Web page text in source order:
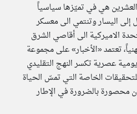
أخر أخبار الوطن العربي
من نحن
إتصل بنا
شروط الاستخدام
سياسة الخصوصية
الحقوق الفكرية
هي في تميّزها سياسياً
اليسار وتنتمي الى معسكر
الاميركية الى أقاصي الشرق
تعتمد «الأخبار» على مجموعة
عصرية تكسر النهج التقليدي
الخاصة التي تمسّ الحياة
محصورة بالضرورة في الإطار
بقراءة اي مقال مؤخرا